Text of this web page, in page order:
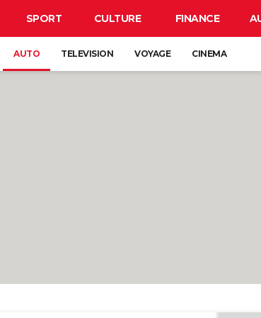
SPORT CULTURE FINANCE
AUTO TELEVISION VOYAGE CINEMA